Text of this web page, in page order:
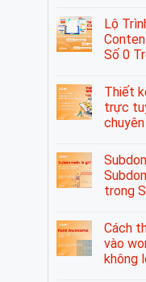
Lộ
Số 0
Thiết
trực
trong
Cách
vào
không